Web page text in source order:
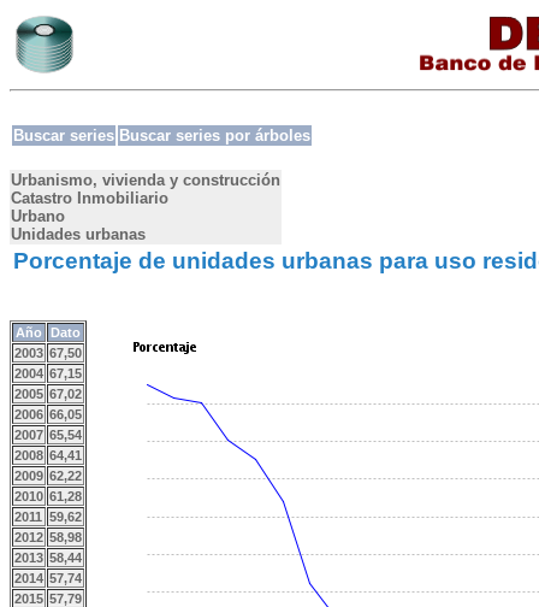
Buscar series Buscar series por árboles
Urbanismo, vivienda y construcción
Catastro Inmobiliario
Urbano
Unidades urbanas
Porcentaje de unidades urbanas para uso
Año
Dato
2003 67,50
2004 67,15
2005 67,02
2006 66,05
2007 65,54
2008 64,41
2009 62,22
2010 61,28
2011 59,62
2012 58,98
2013 58,44
2014 57,74
2015 57,79